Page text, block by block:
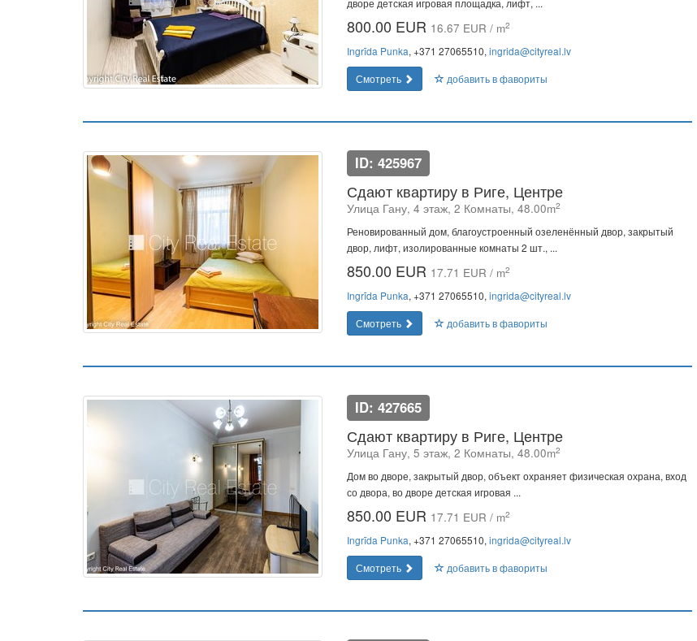
дворе детская игровая площадка, лифт, ...
800.00 EUR 16.67 EUR / m2
Ingrīda Punka, +371 27065510, ingrida@cityreal.lv
Смотреть
добавить в фавориты
ID: 425967
Сдают квартиру в Риге, Центре
Улица Гану, 4 этаж, 2 Комнаты, 48.00m2
Реновированный дом, благоустроенный озеленённый двор, закрытый
двор, лифт, изолированные комнаты 2 шт., ...
850.00 EUR 17.71 EUR / m2
Ingrīda Punka, +371 27065510, ingrida@cityreal.lv
Смотреть
добавить в фавориты
ID: 427665
Сдают квартиру в Риге, Центре
Улица Гану, 5 этаж, 2 Комнаты, 48.00m2
Дом во дворе, закрытый двор, объект охраняет физическая охрана, вход
со двора, во дворе детская игровая ...
850.00 EUR 17.71 EUR / m2
Ingrīda Punka, +371 27065510, ingrida@cityreal.lv
Смотреть
добавить в фавориты